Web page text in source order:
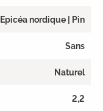
Epicéa nordique | Pin
Sans
Naturel
2,2